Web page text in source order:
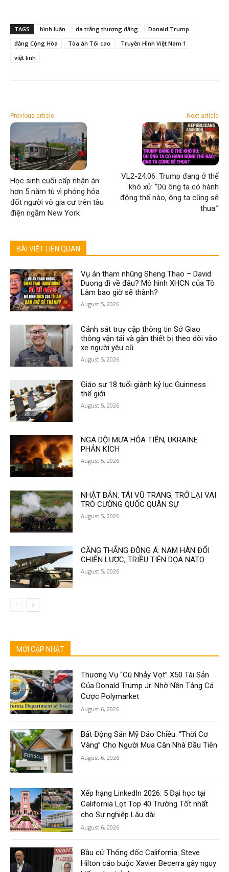
TAGS bình luận da trắng thượng đẳng
Donald Trump
đảng Cộng Hòa
Tòa án Tối cao
Truyền Hình Việt Nam 1
việt linh
Previous article
Học sinh cuối cấp nhận án
hơn 5 năm tù vì phóng hỏa
đốt người vô gia cư trên tàu
điện ngầm New York
Next article
VL2-24.06: Trump đang ở thế
khó xử: “Dù ông ta có hành
động thế nào, ông ta cũng sẽ
thua.”
BÀI VIẾT LIÊN QUAN
Vụ án tham nhũng Sheng Thao – David
Duong đi về đâu? Mô hình XHCN của Tô
Lâm bao giờ sẽ thành?
August 5, 2026
Cảnh sát truy cập thông tin Sở Giao
thông vận tải và gắn thiết bị theo dõi vào
xe người yêu cũ.
August 5, 2026
Giáo sư 18 tuổi giành kỷ lục Guinness
thế giới
August 5, 2026
NGA DỘI MƯA HỎA TIỄN, UKRAINE
PHẢN KÍCH
August 5, 2026
NHẬT BẢN: TÁI VŨ TRANG, TRỞ LẠI VAI
TRÒ CƯỜNG QUỐC QUÂN SỰ
August 5, 2026
CĂNG THẲNG ĐÔNG Á: NAM HÀN ĐỔI
CHIẾN LƯỢC, TRIỀU TIÊN DỌA NATO
August 5, 2026
MỚI CẬP NHẬT
Thương Vụ “Cú Nhảy Vọt” X50 Tài Sản
Của Donald Trump Jr. Nhờ Nền Tảng Cá
Cược Polymarket
August 6, 2026
Bất Động Sản Mỹ Đảo Chiều: “Thời Cơ
Vàng” Cho Người Mua Căn Nhà Đầu Tiên
August 6, 2026
Xếp hạng LinkedIn 2026: 5 Đại học tại
California Lọt Top 40 Trường Tốt nhất
cho Sự nghiệp Lâu dài
August 6, 2026
Bầu cử Thống đốc California: Steve
Hilton cáo buộc Xavier Becerra gây nguy